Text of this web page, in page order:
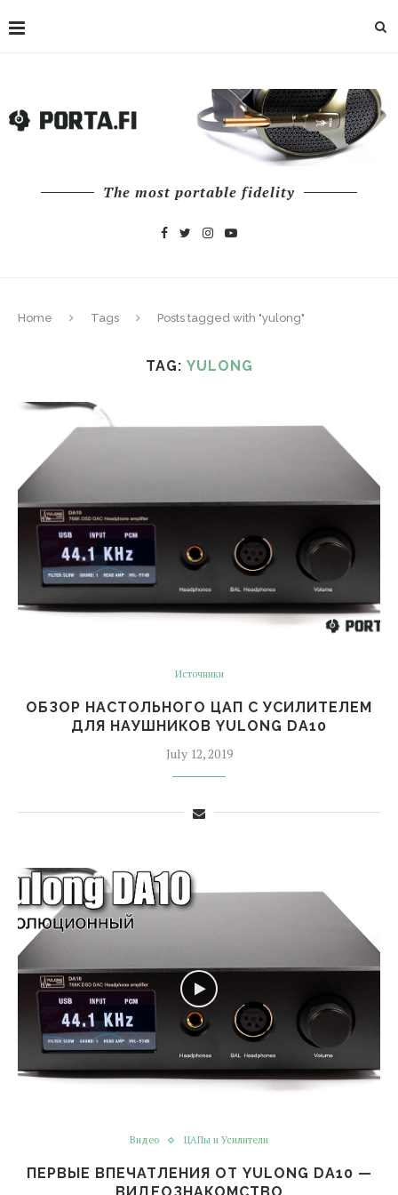
The most portable fidelity
Home Tags Posts tagged with "yulong"
TAG: YULONG
Источники
ОБЗОР НАСТОЛЬНОГО ЦАП С УСИЛИТЕЛЕМ
ДЛЯ НАУШНИКОВ YULONG DA10
July 12, 2019
Видео ЦАПы и Усилители
ПЕРВЫЕ ВПЕЧАТЛЕНИЯ ОТ YULONG DA10 —